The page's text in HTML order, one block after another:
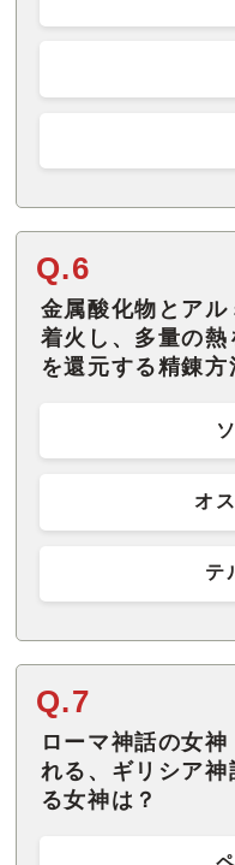
Q.6
金属酸化物とア
着火し、多量の
を還元する精錬方
オ
テ
Q.7
ローマ神話の女
れる、ギリシア神
る女神は？